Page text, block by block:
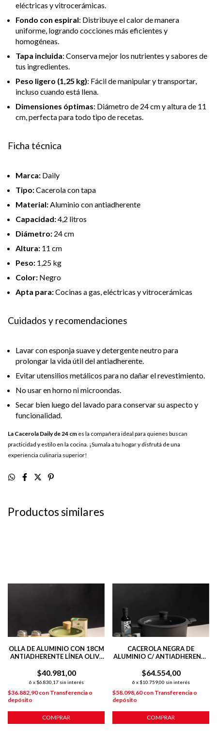
eléctricas y vitrocerámicas.
Fondo con espiral: Distribuye el calor de manera
uniforme, logrando cocciones más eficientes y
homogéneas.
Tapa incluida: Conserva mejor los nutrientes y sabores de
tus ingredientes.
Peso ligero (1,25 kg): Fácil de manipular y transportar,
incluso cuando está llena.
Dimensiones óptimas: Diámetro de 24 cm y altura de 11
cm, perfecta para todo tipo de recetas.
Ficha técnica
Marca: Daily
Tipo:Cacerola con tapa
Material:Aluminio con antiadherente
Capacidad:4,2 litros
Diámetro: 24 cm
Altura: 11 cm
Peso: 1,25 kg
Color: Negro
Apta para:Cocinas a gas, eléctricas y vitrocerámicas
Cuidados y recomendaciones
Lavar con esponja suave y detergente neutro para
prolongar la vida útil del antiadherente.
Evitar utensilios metálicos para no dañar el revestimiento.
No usar en horno ni microondas.
Secar bien luego del lavado para conservar su aspecto y
funcionalidad.
La Cacerola Daily de 24 cm es la compañera ideal para quienes buscan
practicidad y estilo en la cocina. ¡Sumala a tu hogar y disfrutá de una
experiencia culinaria superior!
Productos similares
OLLA DE ALUMINIO CON 18CM
ANTIADHERENTE LÍNEA OLIVE
$40.981,00
6 x $6.830,17 sin interés
$36.882,90con Transferencia o
depósito
COMPRAR
CACEROLA NEGRA DE
ALUMINIO C/ ANTIADHERENTE
$64.554,00
6 x $10.759,00 sin interés
$58.098,60con Transferencia o
depósito
COMPRAR